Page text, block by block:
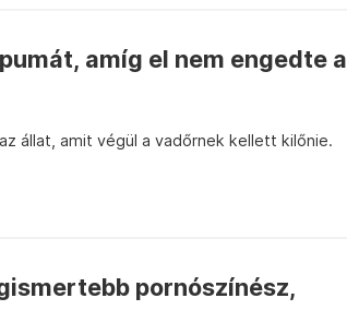
amíg el nem engedte a
állat, amit végül a vadőrnek kellett kilőnie.
pornószínész,